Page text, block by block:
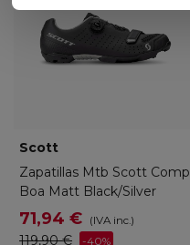
Scott
Zapatillas Mtb Scott Comp
Boa Matt Black/Silver
71,94 € (IVA inc.)
119,90 € -40%